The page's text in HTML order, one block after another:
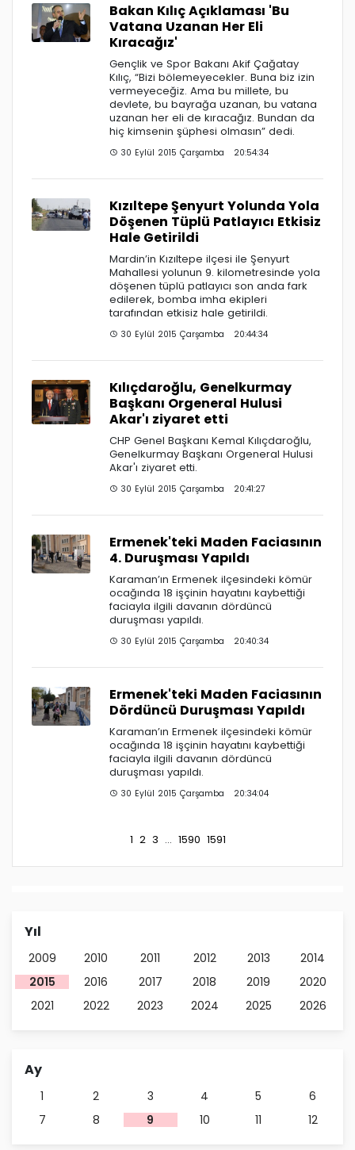
Bakan Kılıç Açıklaması 'Bu
Vatana Uzanan Her Eli
Kıracağız'
Gençlik ve Spor Bakanı Akif Çağatay
Kılıç, “Bizi bölemeyecekler. Buna biz izin
vermeyeceğiz. Ama bu millete, bu
devlete, bu bayrağa uzanan, bu vatana
uzanan her eli de kıracağız. Bundan da
hiç kimsenin şüphesi olmasın” dedi.
30 Eylül 2015 Çarşamba 20:54:34
Kızıltepe Şenyurt Yolunda Yola
Döşenen Tüplü Patlayıcı Etkisiz
Hale Getirildi
Mardin’in Kızıltepe ilçesi ile Şenyurt
Mahallesi yolunun 9. kilometresinde yola
döşenen tüplü patlayıcı son anda fark
edilerek, bomba imha ekipleri
tarafından etkisiz hale getirildi.
30 Eylül 2015 Çarşamba 20:44:34
Kılıçdaroğlu, Genelkurmay
Başkanı Orgeneral Hulusi
Akar'ı ziyaret etti
CHP Genel Başkanı Kemal Kılıçdaroğlu,
Genelkurmay Başkanı Orgeneral Hulusi
Akar'ı ziyaret etti.
30 Eylül 2015 Çarşamba 20:41:27
Ermenek'teki Maden Faciasının
4. Duruşması Yapıldı
Karaman’ın Ermenek ilçesindeki kömür
ocağında 18 işçinin hayatını kaybettiği
faciayla ilgili davanın dördüncü
duruşması yapıldı.
30 Eylül 2015 Çarşamba 20:40:34
Ermenek'teki Maden Faciasının
Dördüncü Duruşması Yapıldı
Karaman’ın Ermenek ilçesindeki kömür
ocağında 18 işçinin hayatını kaybettiği
faciayla ilgili davanın dördüncü
duruşması yapıldı.
30 Eylül 2015 Çarşamba 20:34:04
1 2 3 ... 1590 1591
Yıl
2009 2010 2011 2012 2013
2014
2015
2016 2017 2018 2019
2020
2021
2022 2023 2024 2025 2026
Ay
1 2 3 4 5
6
7
8 9 10 11 12